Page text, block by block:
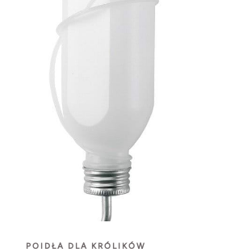
POIDŁA DLA KRÓLIKÓW